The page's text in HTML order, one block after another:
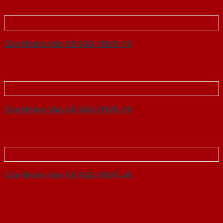
Cửa Nhôm Vân Gỗ SGD-CNVG-19
Cửa Nhôm Vân Gỗ SGD-CNVG-10
Cửa Nhôm Vân Gỗ SGD-CNVG-46